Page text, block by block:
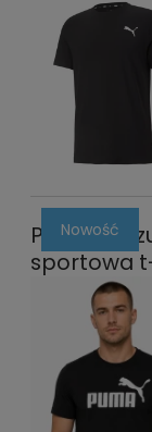
Puma
sportowa
Nowość